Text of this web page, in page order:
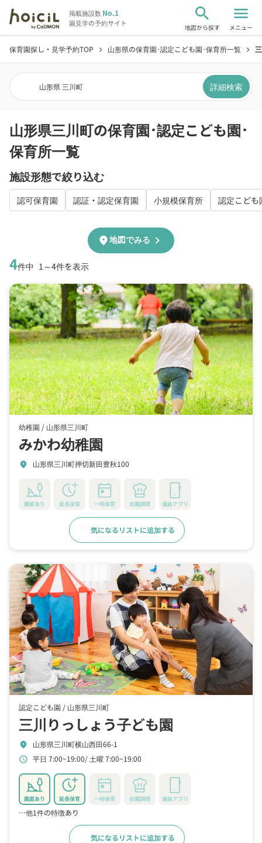
掲載施設数No.1
園見学の予約サイト
search
地図から探す
menu
メニュー
保育園探し・見学予約TOP chevron_right 山形県の保育園･認定こども園･保育所一覧 chevron_right
山形県 三川町 詳細検索
山形県三川町の保育園･認定こども園･
保育所一覧
施設形態で絞り込む
認可保育園 認証・認定保育園 小規模保育所 認定こども
4件中 1～4件を表示
location_on地図でみる chevron_right
幼稚園 / 山形県三川町
みかわ幼稚園
location_on 山形県三川町押切新田豊秋100
園庭あり 延長保育 一時保育 自園調理 連絡アプリ
気になるリストに追加する
認定こども園 / 山形県三川町
三川りっしょう子ども園
location_on 山形県三川町横山西田66-1
schedule 平日 7:00~19:00 土曜 7:00~19:00
園庭あり 延長保育 一時保育 自園調理 連絡アプリ
…他1件の特徴あり
気になるリストに追加する